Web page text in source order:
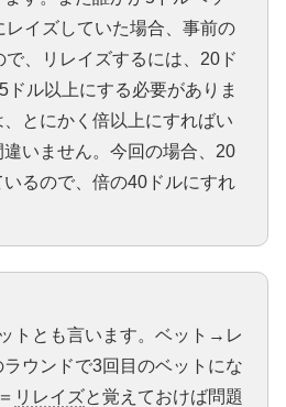
レイズしていた場合、事前の
で、リレイズするには、20ド
ドル以上にする必要がありま
とにかく倍以上にすればい
いません。今回の場合、20
いるので、倍の40ドルにすれ
トとも言います。ベット→レ
ウンドで3回目のベットにな
リレイズと覚えておけば問題